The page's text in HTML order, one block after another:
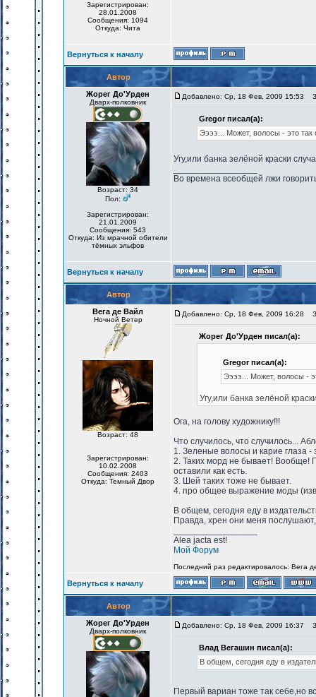
Зарегистрирован:
28.01.2008
Сообщения: 1094
Откуда: Чита
Вернуться к началу
Автор
Жорег До'Урден
Дварх-полковник
Возраст: 34
Пол:
Зарегистрирован:
21.01.2009
Сообщения: 543
Откуда: Из мрачной обители
тёмных эльфов
Добавлено: Ср, 18 Фев, 2009 15:53
Gregor писал(а):
Ээээ... Может, волосы - это так
Угу,или банка зелёной краски
Во времена всеобщей лжи
Вернуться к началу
Автор
Вега де Вайл
Ночной Ветер
Возраст: 48
Зарегистрирован:
10.02.2008
Сообщения: 2403
Откуда: Темный Двор
Добавлено: Ср, 18 Фев, 2009 16:28
Жорег До'Урден писал(а):
Gregor писал(а):
Ээээ... Может, волосы -
Угу,или банка зелёной
Ога, на голову художнику!!!
Что случилось, что случилось...
1. Зеленые волосы и карие глаза -
2. Таких морд не бывает! Вообще!
оставили как есть.
3. Шей таких тоже не бывает.
4. про общее выражение моды
В общем, сегодня еду в
Правда, хрен они меня
Alea jacta est!
Мой Форум
Последний раз редактировалось: Вега
Вернуться к началу
Автор
Жорег До'Урден
Дварх-полковник
Добавлено: Ср, 18 Фев, 2009 16:37
Влад Вегашин писал(а):
В общем, сегодня еду в
Первый вариан тоже так себе,но